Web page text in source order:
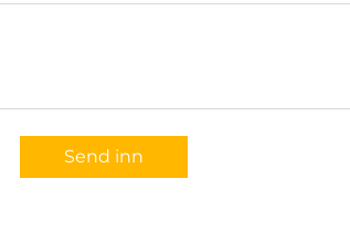
Send inn